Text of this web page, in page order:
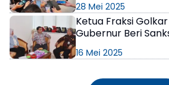
28 Mei 2025
Ketua Fraksi
Gubernur Beri
16 Mei 2025